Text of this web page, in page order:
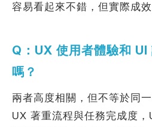
容易看起來不錯，但實際成效
Q：UX 使用者體驗和
嗎？
兩者高度相關，但不等於同一
UX 著重流程與任務完成度，